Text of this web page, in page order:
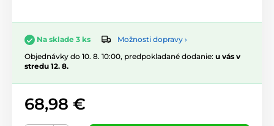
Na sklade 3 ks
Možnosti dopravy ›
Objednávky do 10. 8. 10:00, predpokladané dodanie: u vás v
stredu 12. 8.
68,98 €